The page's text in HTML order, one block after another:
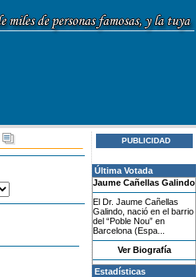
PUBLICIDAD
Última Votada
Jaume Cañellas Galindo
El Dr. Jaume Cañellas
Galindo, nació en el barrio
del “Poble Nou” en
Barcelona (Espa...
Ver Biografía
Estadísticas